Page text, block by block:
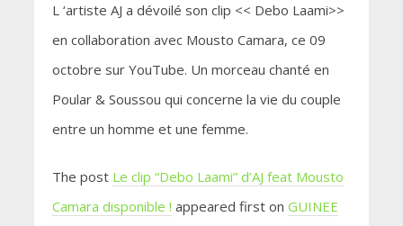
L ‘artiste AJ a dévoilé son clip << Debo Laami>>
en collaboration avec Mousto Camara, ce 09
octobre sur YouTube. Un morceau chanté en
Poular & Soussou qui concerne la vie du couple
entre un homme et une femme.
The post Le clip “Debo Laami” d’AJ feat Mousto
Camara disponible ! appeared first on GUINEE